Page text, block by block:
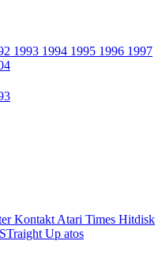
1993 1994 1995 1996 1997
Kontakt Atari Times Hitdisk
STraight Up atos